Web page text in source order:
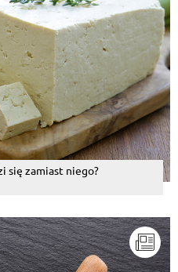
się zamiast niego?